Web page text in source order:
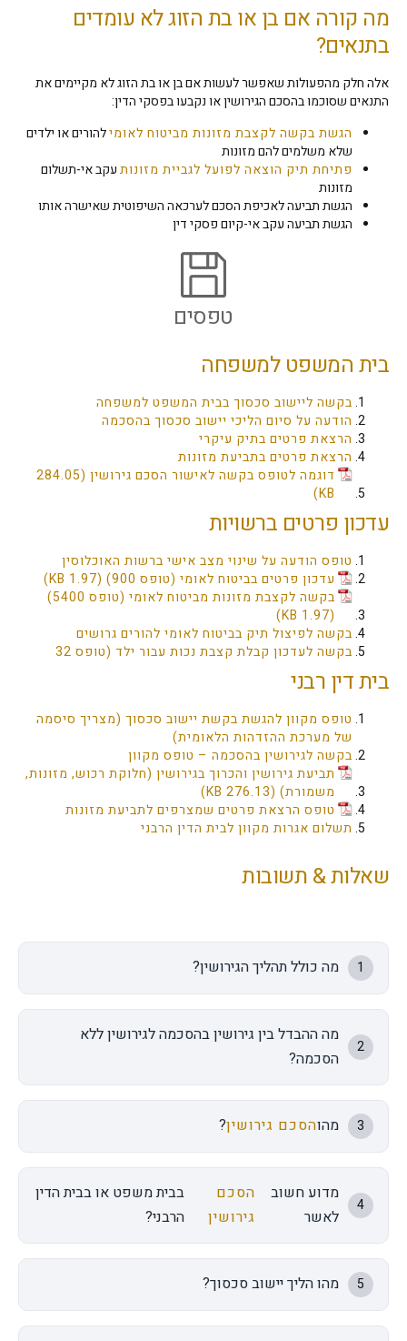
מה קורה אם בן או בת הזוג לא עומדים
בתנאים?
אלה חלק מהפעולות שאפשר לעשות אם בן או בת הזוג לא מקיימים את
התנאים שסוכמו בהסכם הגירושין או נקבעו בפסקי הדין:
הגשת בקשה לקצבת מזונות מביטוח לאומילהורים או ילדים
שלא משלמים להם מזונות
פתיחת תיק הוצאה לפועל לגביית מזונותעקב אי-תשלום
מזונות
הגשת תביעה לאכיפת הסכם לערכאה השיפוטית שאישרה אותו
הגשת תביעה עקב אי-קיום פסקי דין
טפסים
בית המשפט למשפחה
בקשה ליישוב סכסוך בבית המשפט למשפחה
הודעה על סיום הליכי יישוב סכסוך בהסכמה
הרצאת פרטים בתיק עיקרי
הרצאת פרטים בתביעת מזונות
דוגמה לטופס בקשה לאישור הסכם גירושין
עדכון פרטים ברשויות
טופס הודעה על שינוי מצב אישי ברשות האוכלוסין
עדכון פרטים בביטוח לאומי (טופס 900)
בקשה לקצבת מזונות מביטוח לאומי (טופס 5400)
בקשה לפיצול תיק בביטוח לאומי להורים גרושים
בקשה לעדכון קבלת קצבת נכות עבור ילד (טופס 32
בית דין רבני
טופס מקוון להגשת בקשת יישוב סכסוך (מצריך סיסמה
של מערכת ההזדהות הלאומית)
בקשה לגירושין בהסכמה – טופס מקוון
תביעת גירושין והכרוך בגירושין (חלוקת רכוש, מזונות,
משמורת)
טופס הרצאת פרטים שמצרפים לתביעת מזונות
תשלום אגרות מקוון לבית הדין הרבני
שאלות & תשובות
1 מה כולל תהליך הגירושין?
2
מה ההבדל בין גירושין בהסכמה לגירושין ללא
הסכמה?
3 מהוהסכם גירושין?
4
מדוע חשוב
לאשר
הסכם
גירושין
בבית משפט או בבית הדין
הרבני?
5 מהו הליך יישוב סכסוך?